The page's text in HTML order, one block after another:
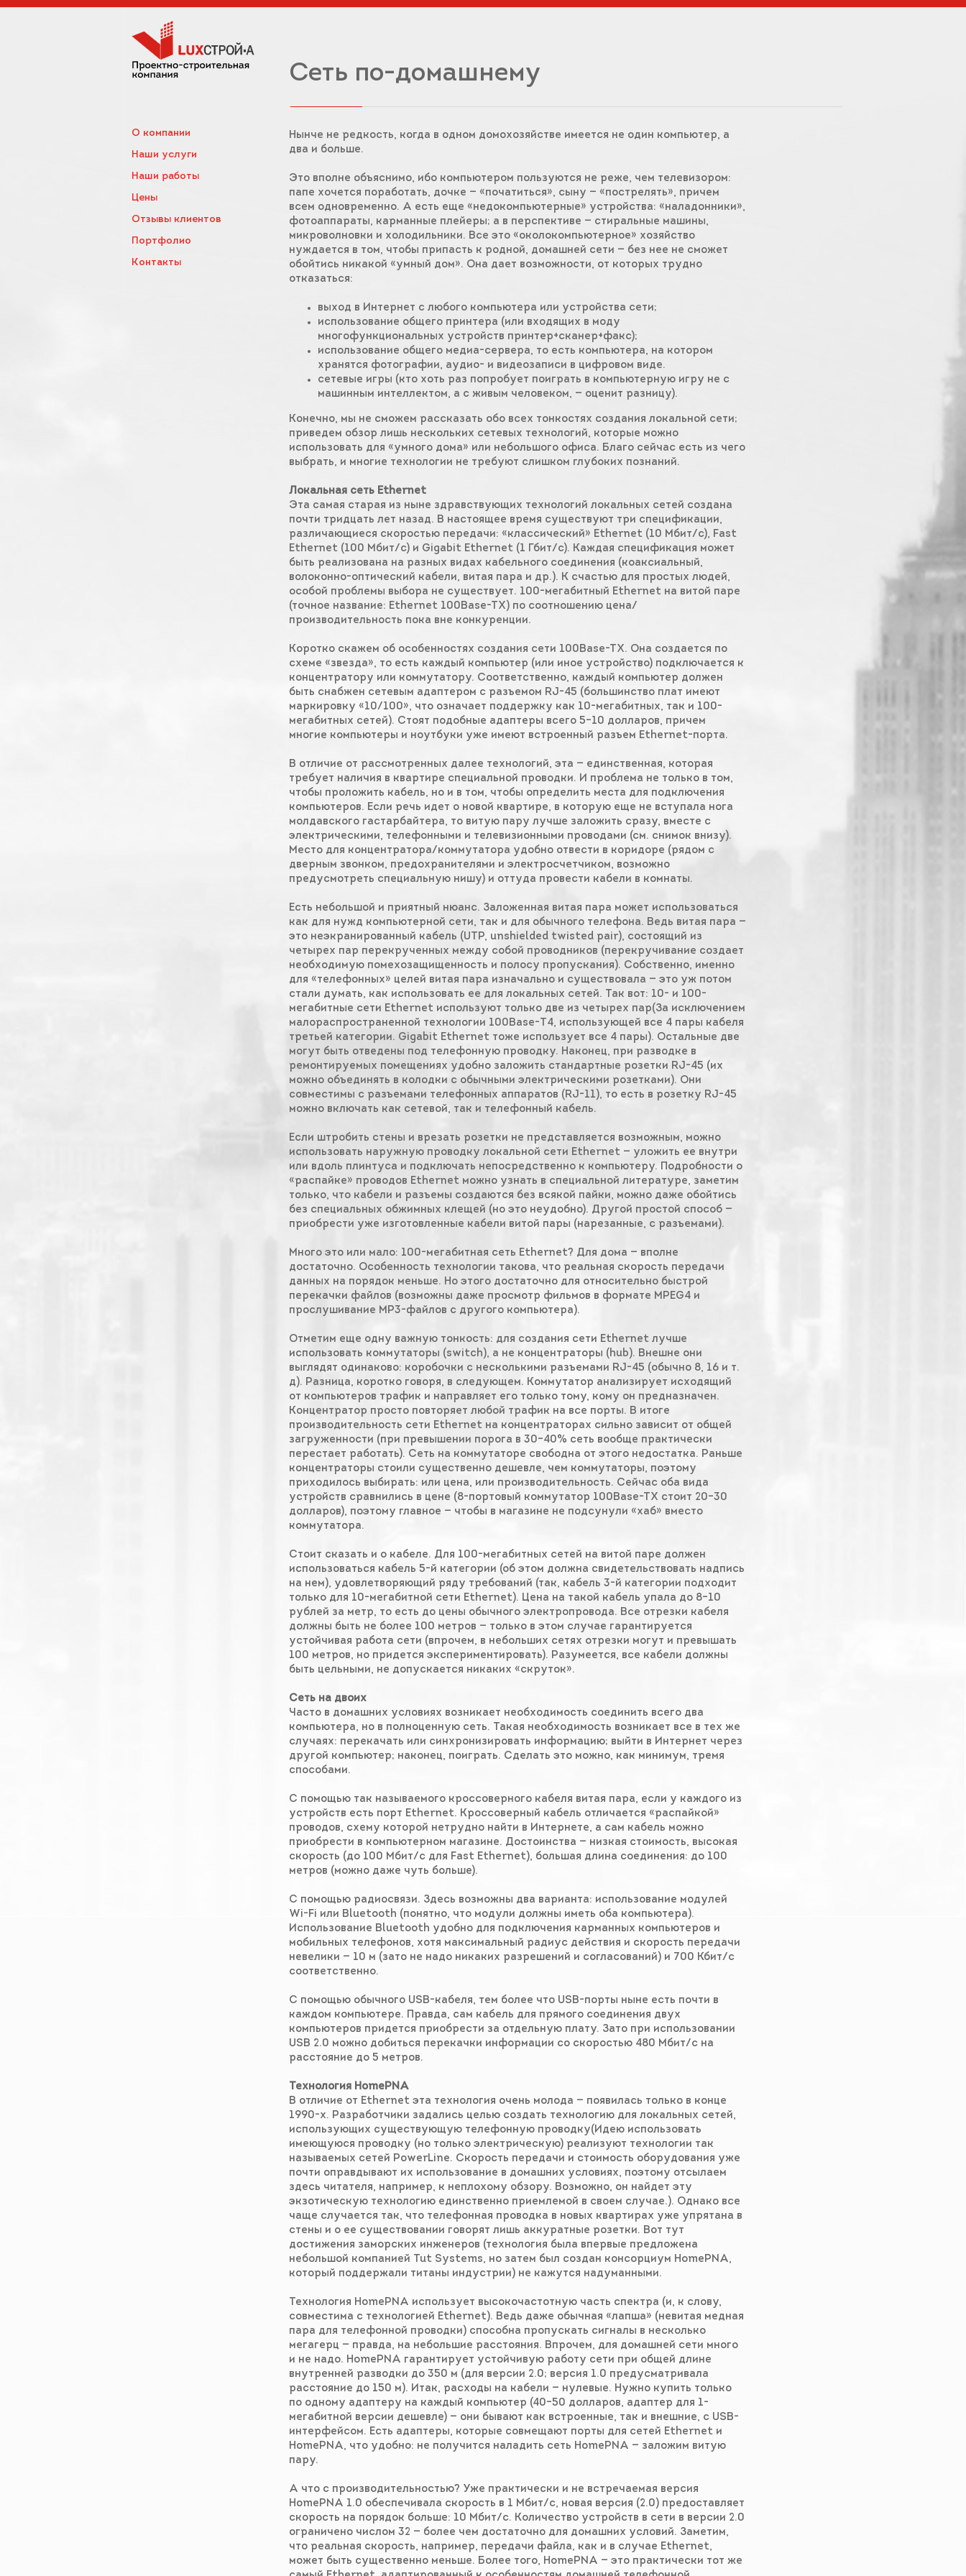
О компании
Наши услуги
Наши работы
Цены
Отзывы клиентов
Портфолио
Контакты
Сеть по-домашнему
Нынче не редкость, когда в одном домохозяйстве имеется не один компьютер, а
два и больше.
Это вполне объяснимо, ибо компьютером пользуются не реже, чем телевизором:
папе хочется поработать, дочке — «початиться», сыну — «пострелять», причем
всем одновременно. А есть еще «недокомпьютерные» устройства: «наладонники»,
фотоаппараты, карманные плейеры; а в перспективе — стиральные машины,
микроволновки и холодильники. Все это «околокомпьютерное» хозяйство
нуждается в том, чтобы припасть к родной, домашней сети — без нее не сможет
обойтись никакой «умный дом». Она дает возможности, от которых трудно
отказаться:
выход в Интернет с любого компьютера или устройства сети;
использование общего принтера (или входящих в моду
многофункциональных устройств принтер+сканер+факс);
использование общего медиа-сервера, то есть компьютера, на котором
хранятся фотографии, аудио- и видеозаписи в цифровом виде.
сетевые игры (кто хоть раз попробует поиграть в компьютерную игру не с
машинным интеллектом, а с живым человеком, — оценит разницу).
Конечно, мы не сможем рассказать обо всех тонкостях создания локальной сети;
приведем обзор лишь нескольких сетевых технологий, которые можно
использовать для «умного дома» или небольшого офиса. Благо сейчас есть из чего
выбрать, и многие технологии не требуют слишком глубоких познаний.
Локальная сеть Ethernet
Эта самая старая из ныне здравствующих технологий локальных сетей создана
почти тридцать лет назад. В настоящее время существуют три спецификации,
различающиеся скоростью передачи: «классический» Ethernet (10 Мбит/c), Fast
Ethernet (100 Мбит/c) и Gigabit Ethernet (1 Гбит/c). Каждая спецификация может
быть реализована на разных видах кабельного соединения (коаксиальный,
волоконно-оптический кабели, витая пара и др.). К счастью для простых людей,
особой проблемы выбора не существует. 100-мегабитный Ethernet на витой паре
(точное название: Ethernet 100Base-TX) по соотношению цена/
производительность пока вне конкуренции.
Коротко скажем об особенностях создания сети 100Base-TX. Она создается по
схеме «звезда», то есть каждый компьютер (или иное устройство) подключается к
концентратору или коммутатору. Соответственно, каждый компьютер должен
быть снабжен сетевым адаптером с разъемом RJ-45 (большинство плат имеют
маркировку «10/100», что означает поддержку как 10-мегабитных, так и 100-
мегабитных сетей). Стоят подобные адаптеры всего 5–10 долларов, причем
многие компьютеры и ноутбуки уже имеют встроенный разъем Ethernet-порта.
В отличие от рассмотренных далее технологий, эта — единственная, которая
требует наличия в квартире специальной проводки. И проблема не только в том,
чтобы проложить кабель, но и в том, чтобы определить места для подключения
компьютеров. Если речь идет о новой квартире, в которую еще не вступала нога
молдавского гастарбайтера, то витую пару лучше заложить сразу, вместе с
электрическими, телефонными и телевизионными проводами (см. снимок внизу).
Место для концентратора/коммутатора удобно отвести в коридоре (рядом с
дверным звонком, предохранителями и электросчетчиком, возможно
предусмотреть специальную нишу) и оттуда провести кабели в комнаты.
Есть небольшой и приятный нюанс. Заложенная витая пара может использоваться
как для нужд компьютерной сети, так и для обычного телефона. Ведь витая пара —
это неэкранированный кабель (UTP, unshielded twisted pair), cостоящий из
четырех пар перекрученных между собой проводников (перекручивание создает
необходимую помехозащищенность и полосу пропускания). Собственно, именно
для «телефонных» целей витая пара изначально и существовала — это уж потом
стали думать, как использовать ее для локальных сетей. Так вот: 10- и 100-
мегабитные сети Ethernet используют только две из четырех пар(За исключением
малораспространенной технологии 100Base-Т4, использующей все 4 пары кабеля
третьей категории. Gigabit Ethernet тоже использует все 4 пары). Остальные две
могут быть отведены под телефонную проводку. Наконец, при разводке в
ремонтируемых помещениях удобно заложить стандартные розетки RJ-45 (их
можно объединять в колодки с обычными электрическими розетками). Они
совместимы с разъемами телефонных аппаратов (RJ-11), то есть в розетку RJ-45
можно включать как сетевой, так и телефонный кабель.
Если штробить стены и врезать розетки не представляется возможным, можно
использовать наружную проводку локальной сети Ethernet — уложить ее внутри
или вдоль плинтуса и подключать непосредственно к компьютеру. Подробности о
«распайке» проводов Ethernet можно узнать в специальной литературе, заметим
только, что кабели и разъемы создаются без всякой пайки, можно даже обойтись
без специальных обжимных клещей (но это неудобно). Другой простой способ —
приобрести уже изготовленные кабели витой пары (нарезанные, с разъемами).
Много это или мало: 100-мегабитная сеть Ethernet? Для дома — вполне
достаточно. Особенность технологии такова, что реальная скорость передачи
данных на порядок меньше. Но этого достаточно для относительно быстрой
перекачки файлов (возможны даже просмотр фильмов в формате MPEG4 и
прослушивание MP3-файлов с другого компьютера).
Отметим еще одну важную тонкость: для создания сети Ethernet лучше
использовать коммутаторы (switch), а не концентраторы (hub). Внешне они
выглядят одинаково: коробочки с несколькими разъемами RJ-45 (обычно 8, 16 и т.
д). Разница, коротко говоря, в следующем. Коммутатор анализирует исходящий
от компьютеров трафик и направляет его только тому, кому он предназначен.
Концентратор просто повторяет любой трафик на все порты. В итоге
производительность сети Ethernet на концентраторах сильно зависит от общей
загруженности (при превышении порога в 30–40% сеть вообще практически
перестает работать). Сеть на коммутаторе свободна от этого недостатка. Раньше
концентраторы стоили существенно дешевле, чем коммутаторы, поэтому
приходилось выбирать: или цена, или производительность. Сейчас оба вида
устройств сравнились в цене (8-портовый коммутатор 100Base-TX стоит 20–30
долларов), поэтому главное — чтобы в магазине не подсунули «хаб» вместо
коммутатора.
Cтоит сказать и о кабеле. Для 100-мегабитных сетей на витой паре должен
использоваться кабель 5-й категории (об этом должна свидетельствовать надпись
на нем), удовлетворяющий ряду требований (так, кабель 3-й категории подходит
только для 10-мегабитной сети Ethernet). Цена на такой кабель упала до 8–10
рублей за метр, то есть до цены обычного электропровода. Все отрезки кабеля
должны быть не более 100 метров — только в этом случае гарантируется
устойчивая работа сети (впрочем, в небольших сетях отрезки могут и превышать
100 метров, но придется экспериментировать). Разумеется, все кабели должны
быть цельными, не допускается никаких «скруток».
Сеть на двоих
Часто в домашних условиях возникает необходимость соединить всего два
компьютера, но в полноценную сеть. Такая необходимость возникает все в тех же
случаях: перекачать или синхронизировать информацию; выйти в Интернет через
другой компьютер; наконец, поиграть. Сделать это можно, как минимум, тремя
способами.
С помощью так называемого кроссоверного кабеля витая пара, если у каждого из
устройств есть порт Ethernet. Кроссоверный кабель отличается «распайкой»
проводов, схему которой нетрудно найти в Интернете, а сам кабель можно
приобрести в компьютерном магазине. Достоинства — низкая стоимость, высокая
скорость (до 100 Мбит/c для Fast Ethernet), большая длина соединения: до 100
метров (можно даже чуть больше).
С помощью радиосвязи. Здесь возможны два варианта: использование модулей
Wi-Fi или Bluetooth (понятно, что модули должны иметь оба компьютера).
Использование Bluetooth удобно для подключения карманных компьютеров и
мобильных телефонов, хотя максимальный радиус действия и скорость передачи
невелики — 10 м (зато не надо никаких разрешений и согласований) и 700 Кбит/c
соответственно.
С помощью обычного USB-кабеля, тем более что USB-порты ныне есть почти в
каждом компьютере. Правда, сам кабель для прямого соединения двух
компьютеров придется приобрести за отдельную плату. Зато при использовании
USB 2.0 можно добиться перекачки информации со скоростью 480 Мбит/c на
расстояние до 5 метров.
Технология HomePNA
В отличие от Ethernet эта технология очень молода — появилась только в конце
1990-х. Разработчики задались целью создать технологию для локальных сетей,
использующих существующую телефонную проводку(Идею использовать
имеющуюся проводку (но только электрическую) реализуют технологии так
называемых сетей PowerLine. Скорость передачи и стоимость оборудования уже
почти оправдывают их использование в домашних условиях, поэтому отсылаем
здесь читателя, например, к неплохому обзору. Возможно, он найдет эту
экзотическую технологию единственно приемлемой в своем случае.). Однако все
чаще случается так, что телефонная проводка в новых квартирах уже упрятана в
стены и о ее существовании говорят лишь аккуратные розетки. Вот тут
достижения заморских инженеров (технология была впервые предложена
небольшой компанией Tut Systems, но затем был создан консорциум HomePNA,
который поддержали титаны индустрии) не кажутся надуманными.
Технология HomePNA использует высокочастотную часть спектра (и, к слову,
совместима с технологией Ethernet). Ведь даже обычная «лапша» (невитая медная
пара для телефонной проводки) способна пропускать сигналы в несколько
мегагерц — правда, на небольшие расстояния. Впрочем, для домашней сети много
и не надо. HomePNA гарантирует устойчивую работу сети при общей длине
внутренней разводки до 350 м (для версии 2.0; версия 1.0 предусматривала
расстояние до 150 м). Итак, расходы на кабели — нулевые. Нужно купить только
по одному адаптеру на каждый компьютер (40–50 долларов, адаптер для 1-
мегабитной версии дешевле) — они бывают как встроенные, так и внешние, с USB-
интерфейсом. Есть адаптеры, которые совмещают порты для сетей Ethernet и
HomePNA, что удобно: не получится наладить сеть HomePNA — заложим витую
пару.
А что с производительностью? Уже практически и не встречаемая версия
HomePNA 1.0 обеспечивала скорость в 1 Мбит/c, новая версия (2.0) предоставляет
скорость на порядок больше: 10 Мбит/c. Количество устройств в сети в версии 2.0
ограничено числом 32 — более чем достаточно для домашних условий. Заметим,
что реальная скорость, например, передачи файла, как и в случае Ethernet,
может быть существенно меньше. Более того, HomePNA — это практически тот же